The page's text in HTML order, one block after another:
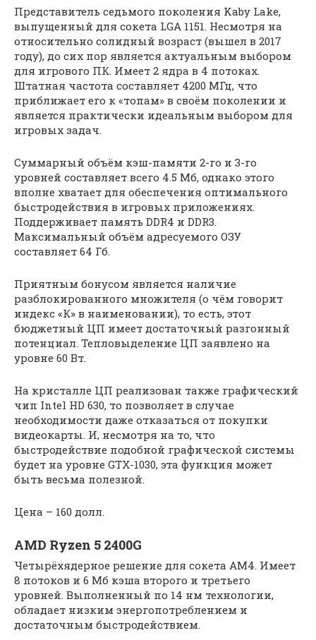
Представитель седьмого поколения Kaby Lake,
выпущенный для сокета LGA 1151. Несмотря на
относительно солидный возраст (вышел в 2017
году), до сих пор является актуальным выбором
для игрового ПК. Имеет 2 ядра в 4 потоках.
Штатная частота составляет 4200 МГц, что
приближает его к «топам» в своём поколении и
является практически идеальным выбором для
игровых задач.
Суммарный объём кэш-памяти 2-го и 3-го
уровней составляет всего 4.5 Мб, однако этого
вполне хватает для обеспечения оптимального
быстродействия в игровых приложениях.
Поддерживает память DDR4 и DDR3.
Максимальный объём адресуемого ОЗУ
составляет 64 Гб.
Приятным бонусом является наличие
разблокированного множителя (о чём говорит
индекс «К» в наименовании), то есть, этот
бюджетный ЦП имеет достаточный разгонный
потенциал. Тепловыделение ЦП заявлено на
уровне 60 Вт.
На кристалле ЦП реализован также графический
чип Intel HD 630, то позволяет в случае
необходимости даже отказаться от покупки
видеокарты. И, несмотря на то, что
быстродействие подобной графической системы
будет на уровне GTX-1030, эта функция может
быть весьма полезной.
Цена – 160 долл.
AMD Ryzen 5 2400G
Четырёхядерное решение для сокета АМ4. Имеет
8 потоков и 6 Мб кэша второго и третьего
уровней. Выполненный по 14 нм технологии,
обладает низким энергопотреблением и
достаточным быстродействием.